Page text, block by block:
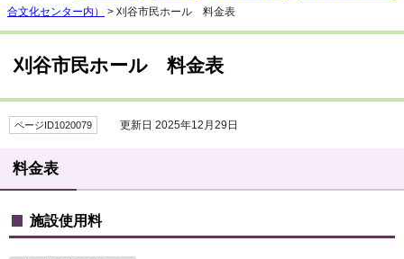
合文化センター内）
> 刈谷市民ホール 料金表
刈谷市民ホール 料金表
ページID1020079 更新日 2025年12月29日
料金表
施設使用料